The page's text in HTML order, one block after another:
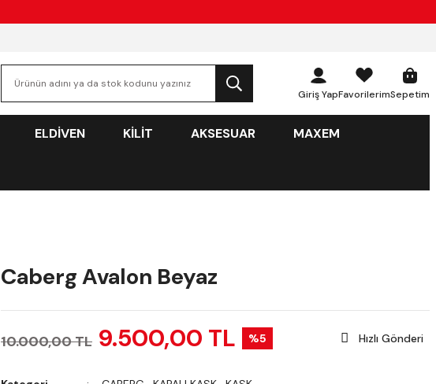
Giriş YapFavorilerimSepetim
ELDİVEN KİLİT AKSESUAR MAXEM
Caberg Avalon Beyaz
10.000,00 TL 9.500,00 TL %5 Hızlı Gönderi